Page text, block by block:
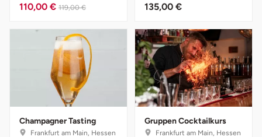
110,00 € 119,00 € 135,00 €
Champagner Tasting
Frankfurt am Main, Hessen
Gruppen Cocktailkurs
Frankfurt am Main, Hessen
Haßfurt
Heidenheim
Heldburg